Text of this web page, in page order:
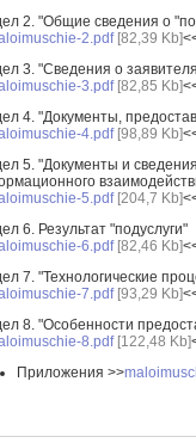
2. "Общие сведения о
2.pdf[82,39 Kb]
3. "Сведения о
3.pdf[82,85 Kb]
4. "Документы,
4.pdf[98,89 Kb]
5. "Документы и
5.pdf[204,7 Kb]
6. Результат "подуслуги"
6.pdf[82,46 Kb]
7. "Технологические
7.pdf[93,29 Kb]
8. "Особенности
8.pdf[122,48 Kb]
Приложения >>